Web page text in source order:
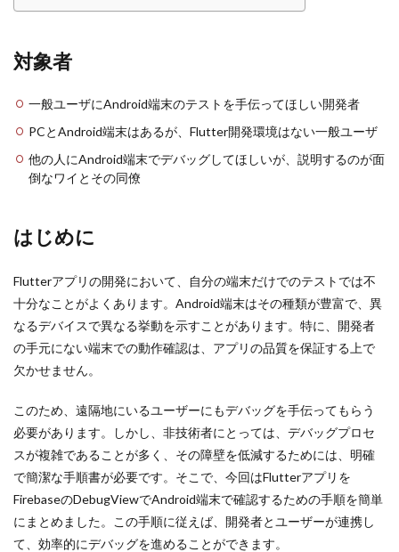
対象者
一般ユーザにAndroid端末のテストを手伝ってほしい開発者
PCとAndroid端末はあるが、Flutter開発環境はない一般ユーザ
他の人にAndroid端末でデバッグしてほしいが、説明するのが面
倒なワイとその同僚
はじめに
Flutterアプリの開発において、自分の端末だけでのテストでは不
十分なことがよくあります。Android端末はその種類が豊富で、異
なるデバイスで異なる挙動を示すことがあります。特に、開発者
の手元にない端末での動作確認は、アプリの品質を保証する上で
欠かせません。
このため、遠隔地にいるユーザーにもデバッグを手伝ってもらう
必要があります。しかし、非技術者にとっては、デバッグプロセ
スが複雑であることが多く、その障壁を低減するためには、明確
で簡潔な手順書が必要です。そこで、今回はFlutterアプリを
FirebaseのDebugViewでAndroid端末で確認するための手順を簡単
にまとめました。この手順に従えば、開発者とユーザーが連携し
て、効率的にデバッグを進めることができます。